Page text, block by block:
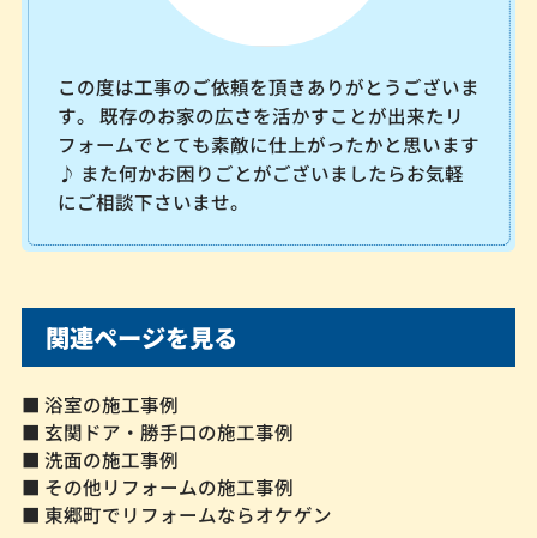
この度は工事のご依頼を頂きありがとうございま
す。 既存のお家の広さを活かすことが出来たリ
フォームでとても素敵に仕上がったかと思います
♪ また何かお困りごとがございましたらお気軽
にご相談下さいませ。
関連ページを見る
■ 浴室の施工事例
■ 玄関ドア・勝手口の施工事例
■ 洗面の施工事例
■ その他リフォームの施工事例
■ 東郷町でリフォームならオケゲン